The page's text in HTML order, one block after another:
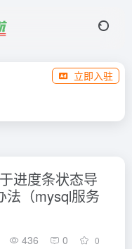
立即入驻
进度条状态导
法（mysql服务
436 0 0